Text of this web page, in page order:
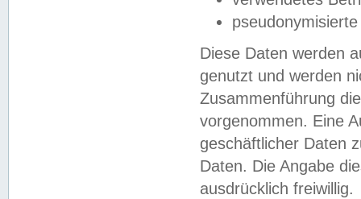
Diese Daten werden
genutzt und werden
Zusammenführung
vorgenommen. Eine
geschäftlicher Daten
Daten. Die Angabe
ausdrücklich freiwillig.